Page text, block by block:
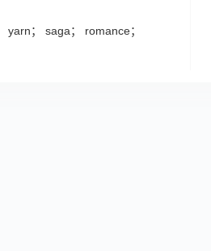
； saga； romance；